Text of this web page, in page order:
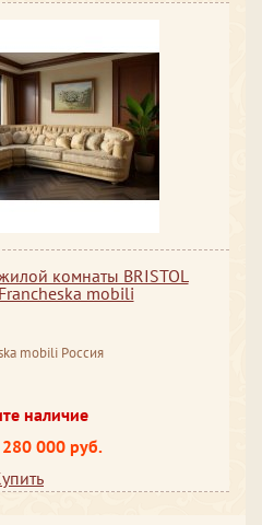
комнаты BRISTOL
mobili
mobili Россия
наличие
000 руб.